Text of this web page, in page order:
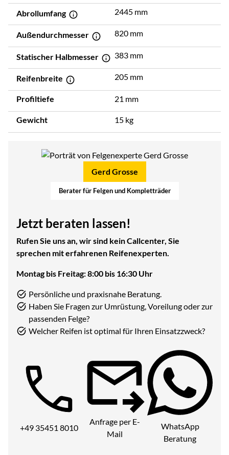
Abrollumfang 2445 mm
Außendurchmesser 820 mm
Statischer Halbmesser 383 mm
Reifenbreite 205 mm
Profiltiefe 21 mm
Gewicht 15 kg
Gerd Grosse
Berater für Felgen und Kompletträder
Jetzt beraten lassen!
Rufen Sie uns an, wir sind kein Callcenter, Sie
sprechen mit erfahrenen Reifenexperten.
Montag bis Freitag: 8:00 bis 16:30 Uhr
Persönliche und praxisnahe Beratung.
Haben Sie Fragen zur Umrüstung, Voreilung oder zur
passenden Felge?
Welcher Reifen ist optimal für Ihren Einsatzzweck?
Telefon:
+49 35451 8010
Anfrage per E-
Mail
WhatsApp
Beratung